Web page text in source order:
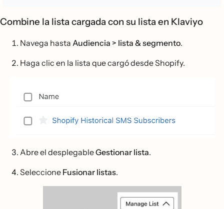
Combine la lista cargada con su lista en Klaviyo
Navega hasta Audiencia > lista & segmento.
Haga clic en la lista que cargó desde Shopify.
Abre el desplegableGestionar lista.
Seleccione Fusionar listas.